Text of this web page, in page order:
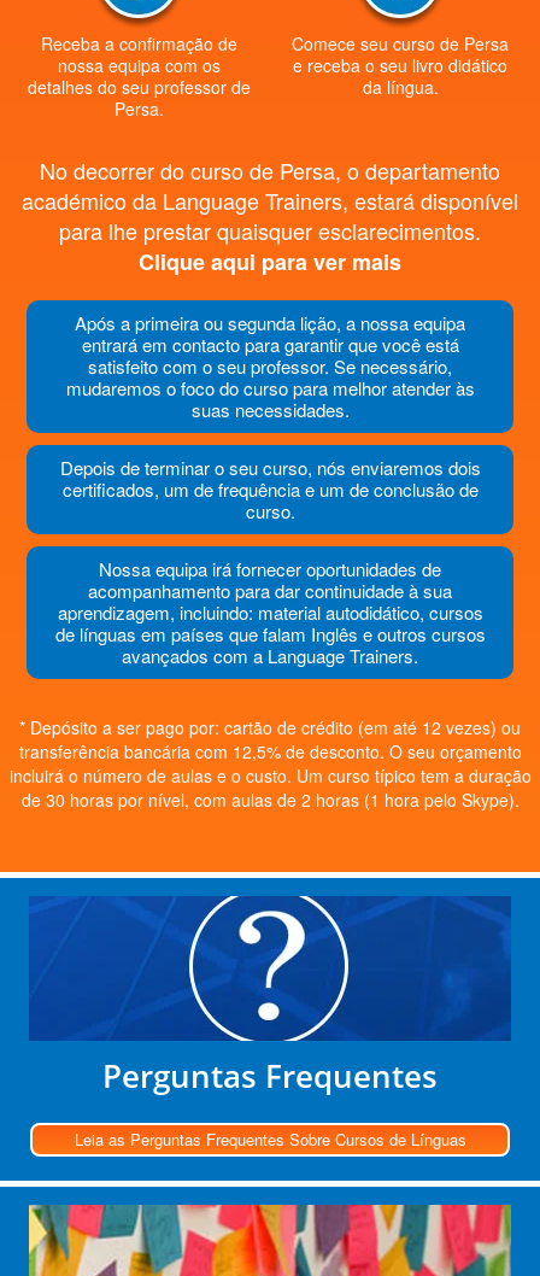
Receba a confirmação de
nossa equipa com os
detalhes do seu professor de
Persa.
Comece seu curso de Persa
e receba o seu livro didático
da língua.
No decorrer do curso de Persa, o departamento
académico da Language Trainers, estará disponível
para lhe prestar quaisquer esclarecimentos.
Clique aqui para ver mais
Após a primeira ou segunda lição, a nossa equipa
entrará em contacto para garantir que você está
satisfeito com o seu professor. Se necessário,
mudaremos o foco do curso para melhor atender às
suas necessidades.
Depois de terminar o seu curso, nós enviaremos dois
certificados, um de frequência e um de conclusão de
curso.
Nossa equipa irá fornecer oportunidades de
acompanhamento para dar continuidade à sua
aprendizagem, incluindo: material autodidático, cursos
de línguas em países que falam Inglês e outros cursos
avançados com a Language Trainers.
* Depósito a ser pago por: cartão de crédito (em até 12 vezes) ou
transferência bancária com 12,5% de desconto. O seu orçamento
incluirá o número de aulas e o custo. Um curso típico tem a duração
de 30 horas por nível, com aulas de 2 horas (1 hora pelo Skype).
Perguntas Frequentes
Leia as Perguntas Frequentes Sobre Cursos de Línguas